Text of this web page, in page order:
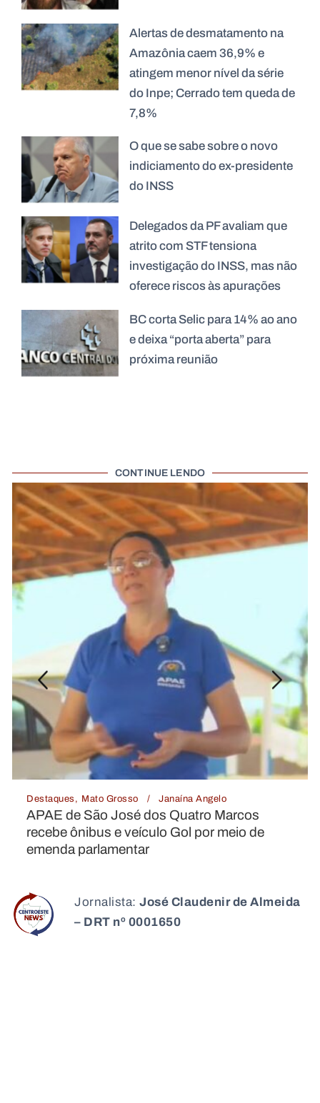
Alertas de desmatamento na
Amazônia caem 36,9% e
atingem menor nível da série
do Inpe; Cerrado tem queda de
7,8%
O que se sabe sobre o novo
indiciamento do ex-presidente
do INSS
Delegados da PF avaliam que
atrito com STF tensiona
investigação do INSS, mas não
oferece riscos às apurações
BC corta Selic para 14% ao ano
e deixa “porta aberta” para
próxima reunião
CONTINUE LENDO
Destaques Mato Grosso
Enchente em Rio Branco deixa 30
área de risco; deputado articula
ao Estado
Jornalista: José Claudenir de Almeida
– DRT nº 0001650